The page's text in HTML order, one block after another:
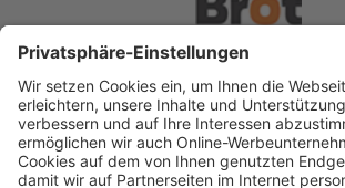
Spendenkonto Diakonisches